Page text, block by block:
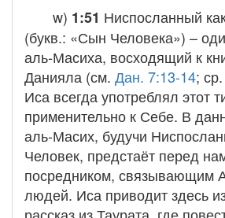
w) 1:51 Ниспосланный
(букв.: «Сын Человека») –
аль-Масиха, восходящий к
Данияла (см. Дан. 7:13-14; ср.
Иса всегда употреблял этот
применительно к Себе. В
аль-Масих, будучи
Человек, предстаёт перед
посредником, связывающим
людей. Иса приводит здесь
рассказ из Таурата, где